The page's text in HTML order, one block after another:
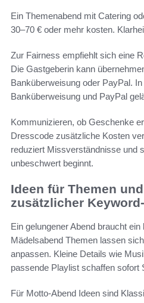
Ein Themenabend mit Catering
30–70 € oder mehr kosten.
Zur Fairness empfiehlt sich eine
Die Gastgeberin kann
Banküberweisung oder PayPal.
Banküberweisung und PayPal
Kommunizieren, ob Geschenke
Dresscode zusätzliche Kosten
reduziert Missverständnisse und
unbeschwert beginnt.
Ideen für Themen
zusätzlicher
Ein gelungener Abend braucht
Mädelsabend Themen lassen
anpassen. Kleine Details wie
passende Playlist schaffen sofort
Für Motto-Abend Ideen sind